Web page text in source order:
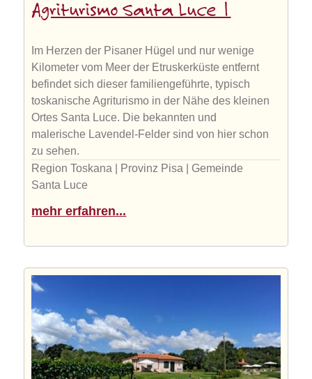
Agriturismo Santa Luce 1
Im Herzen der Pisaner Hügel und nur wenige
Kilometer vom Meer der Etruskerküste entfernt
befindet sich dieser familiengeführte, typisch
toskanische Agriturismo in der Nähe des kleinen
Ortes Santa Luce. Die bekannten und
malerische Lavendel-Felder sind von hier schon
zu sehen.
Region Toskana | Provinz Pisa | Gemeinde
Santa Luce
mehr erfahren...